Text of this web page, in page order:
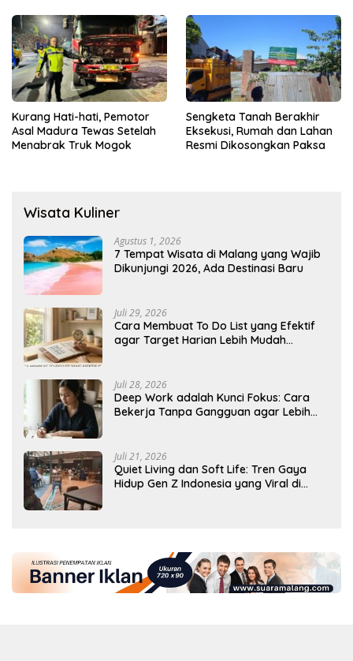
Gratis
Kurang Hati-hati, Pemotor
Asal Madura Tewas Setelah
Menabrak Truk Mogok
Sengketa Tanah Berakhir
Eksekusi, Rumah dan Lahan
Resmi Dikosongkan Paksa
Wisata Kuliner
Agustus 1, 2026
7 Tempat Wisata di Malang yang Wajib
Dikunjungi 2026, Ada Destinasi Baru
Juli 29, 2026
Cara Membuat To Do List yang Efektif
agar Target Harian Lebih Mudah
Juli 28, 2026
Deep Work adalah Kunci Fokus: Cara
Bekerja Tanpa Gangguan agar Lebih
Juli 21, 2026
Quiet Living dan Soft Life: Tren Gaya
Hidup Gen Z Indonesia yang Viral di